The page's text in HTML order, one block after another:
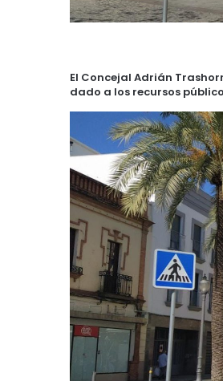
El Concejal Adrián
dado a los recursos